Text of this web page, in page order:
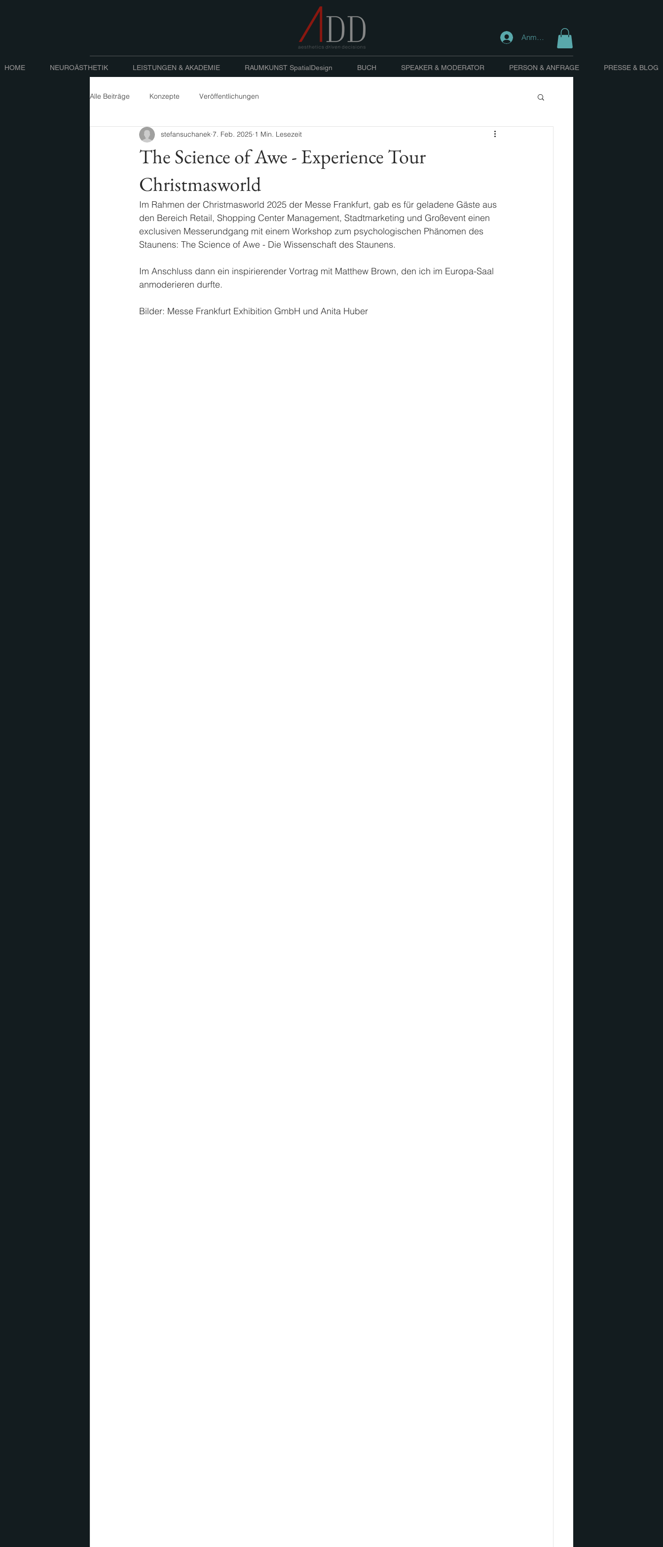
Anmelden
HOME NEUROÄSTHETIK LEISTUNGEN & AKADEMIE RAUMKUNST SpatialDesign BUCH SPEAKER & MODERATOR PERSON & ANFRAGE PRESSE & BLOG
Alle Beiträge Konzepte Veröffentlichungen
The Science of Awe - Experience Tour
Christmasworld
stefansuchanek 7. Feb. 2025 1 Min. Lesezeit
Im Rahmen der Christmasworld 2025 der Messe Frankfurt, gab es für geladene Gäste aus
den Bereich Retail, Shopping Center Management, Stadtmarketing und Großevent einen
exclusiven Messerundgang mit einem Workshop zum psychologischen Phänomen des
Staunens: The Science of Awe - Die Wissenschaft des Staunens.
Im Anschluss dann ein inspirierender Vortrag mit Matthew Brown, den ich im Europa-Saal
anmoderieren durfte.
Bilder: Messe Frankfurt Exhibition GmbH und Anita Huber